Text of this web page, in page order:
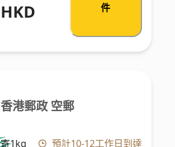
HKD
件
香港郵政 空郵
寄1kg 預計10-12工作日到達